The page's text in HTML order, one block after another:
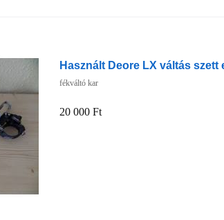
Használt Deore LX váltás szett
fékváltó kar
20 000 Ft